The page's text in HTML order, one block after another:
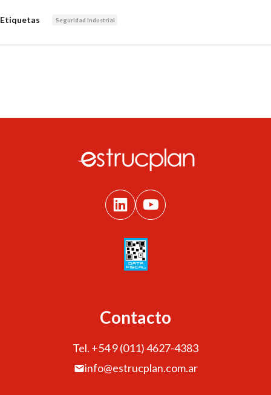
Etiquetas Seguridad Industrial
Contacto
Tel. +54 9 (011) 4627-4383
info@estrucplan.com.ar